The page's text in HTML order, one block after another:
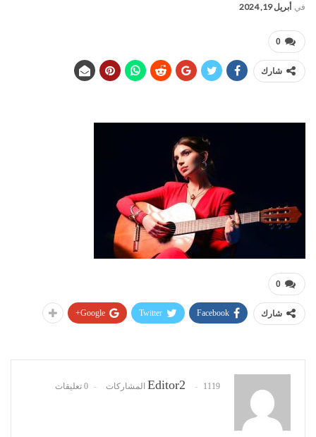
في أبريل 19, 2024
0
شارك
0
شارك Facebook
Twitter
Google+
Editor2 1119 المشاركات 0 تعليقات